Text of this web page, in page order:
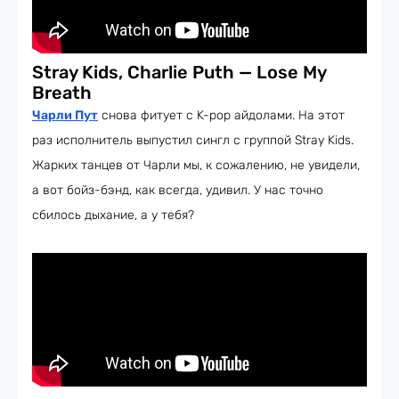
Stray Kids, Charlie Puth — Lose My
Breath
Чарли Пут снова фитует с K-pop айдолами. На этот
раз исполнитель выпустил сингл с группой Stray Kids.
Жарких танцев от Чарли мы, к сожалению, не увидели,
а вот бойз-бэнд, как всегда, удивил. У нас точно
сбилось дыхание, а у тебя?